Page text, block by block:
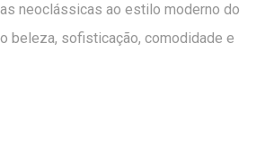
neoclássicas ao estilo moderno do
beleza, sofisticação, comodidade e